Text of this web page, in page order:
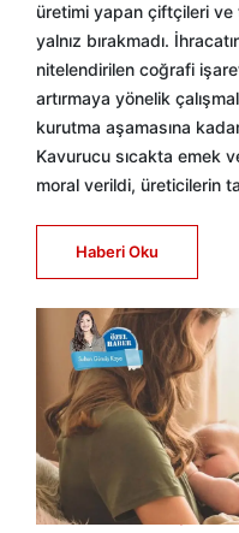
üretimi yapan çiftçileri ve
yalnız bırakmadı.
nitelendirilen coğrafi
artırmaya yönelik
kurutma aşamasına
Kavurucu sıcakta emek
moral verildi, üreticilerin
Haberi Oku
SULTAN GÜMÜŞ